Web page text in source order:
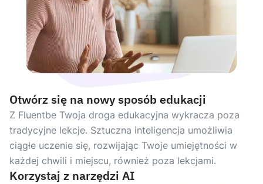
Otwórz się na nowy sposób edukacji
Z Fluentbe Twoja droga edukacyjna wykracza poza
tradycyjne lekcje. Sztuczna inteligencja umożliwia
ciągłe uczenie się, rozwijając Twoje umiejętności w
każdej chwili i miejscu, również poza lekcjami.
Korzystaj z narzędzi AI